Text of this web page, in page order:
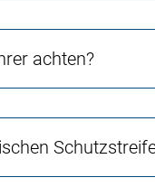
achten?